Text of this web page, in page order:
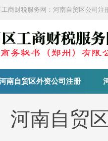
商财税服务网：河南自贸区公司
南自贸区外资公司注册
河南自贸